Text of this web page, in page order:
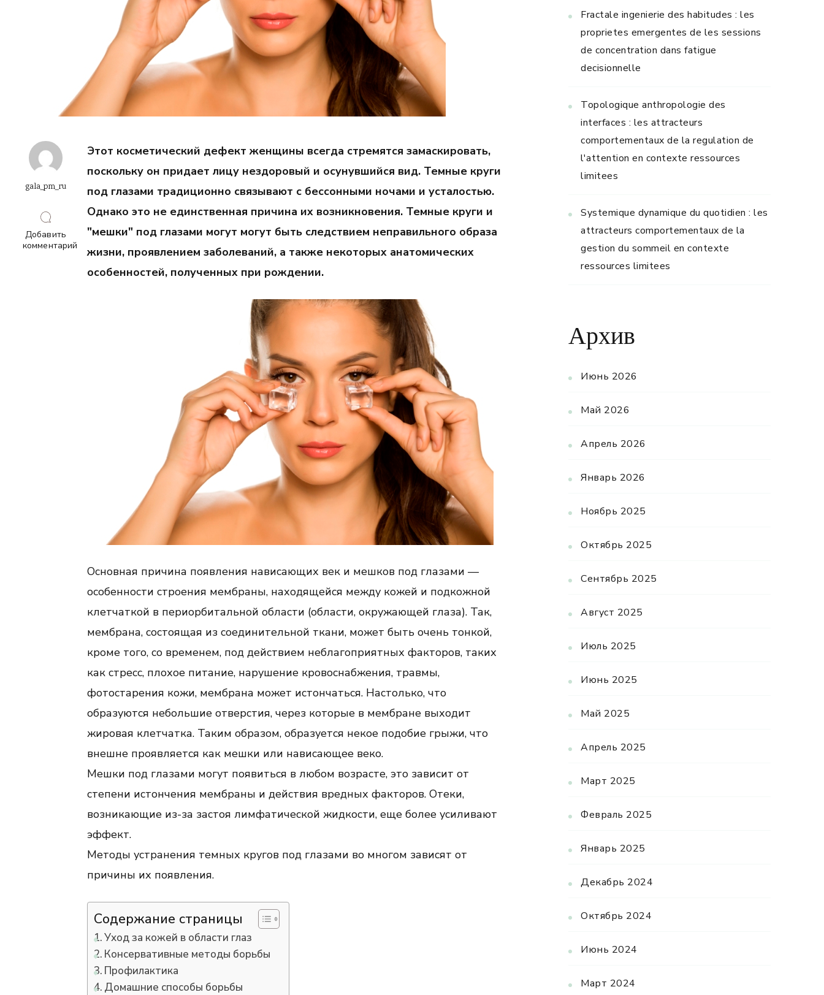
gala_pm_ru
Добавить
комментарий
Этот косметический дефект женщины всегда стремятся замаскировать,
поскольку он придает лицу нездоровый и осунувшийся вид. Темные круги
под глазами традиционно связывают с бессонными ночами и усталостью.
Однако это не единственная причина их возникновения. Темные круги и
"мешки" под глазами могут могут быть следствием неправильного образа
жизни, проявлением заболеваний, а также некоторых анатомических
особенностей, полученных при рождении.
Основная причина появления нависающих век и мешков под глазами —
особенности строения мембраны, находящейся между кожей и подкожной
клетчаткой в периорбитальной области (области, окружающей глаза). Так,
мембрана, состоящая из соединительной ткани, может быть очень тонкой,
кроме того, со временем, под действием неблагоприятных факторов, таких
как стресс, плохое питание, нарушение кровоснабжения, травмы,
фотостарения кожи, мембрана может истончаться. Настолько, что
образуются небольшие отверстия, через которые в мембране выходит
жировая клетчатка. Таким образом, образуется некое подобие грыжи, что
внешне проявляется как мешки или нависающее веко.
Мешки под глазами могут появиться в любом возрасте, это зависит от
степени истончения мембраны и действия вредных факторов. Отеки,
возникающие из-за застоя лимфатической жидкости, еще более усиливают
эффект.
Методы устранения темных кругов под глазами во многом зависят от
причины их появления.
Содержание страницы
Уход за кожей в области глаз
Консервативные методы борьбы
Профилактика
Домашние способы борьбы
Fractale ingenierie des habitudes : les
proprietes emergentes de les sessions
de concentration dans fatigue
decisionnelle
Topologique anthropologie des
interfaces : les attracteurs
comportementaux de la regulation de
l'attention en contexte ressources
limitees
Systemique dynamique du quotidien : les
attracteurs comportementaux de la
gestion du sommeil en contexte
ressources limitees
Архив
Июнь 2026
Май 2026
Апрель 2026
Январь 2026
Ноябрь 2025
Октябрь 2025
Сентябрь 2025
Август 2025
Июль 2025
Июнь 2025
Май 2025
Апрель 2025
Март 2025
Февраль 2025
Январь 2025
Декабрь 2024
Октябрь 2024
Июнь 2024
Март 2024